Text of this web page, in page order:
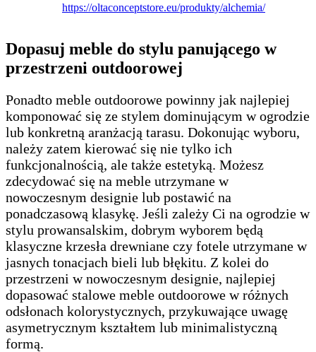
https://oltaconceptstore.eu/produkty/alchemia/
Dopasuj meble do stylu panującego w
przestrzeni outdoorowej
Ponadto meble outdoorowe powinny jak najlepiej
komponować się ze stylem dominującym w ogrodzie
lub konkretną aranżacją tarasu. Dokonując wyboru,
należy zatem kierować się nie tylko ich
funkcjonalnością, ale także estetyką. Możesz
zdecydować się na meble utrzymane w
nowoczesnym designie lub postawić na
ponadczasową klasykę. Jeśli zależy Ci na ogrodzie w
stylu prowansalskim, dobrym wyborem będą
klasyczne krzesła drewniane czy fotele utrzymane w
jasnych tonacjach bieli lub błękitu. Z kolei do
przestrzeni w nowoczesnym designie, najlepiej
dopasować stalowe meble outdoorowe w różnych
odsłonach kolorystycznych, przykuwające uwagę
asymetrycznym kształtem lub minimalistyczną
formą.